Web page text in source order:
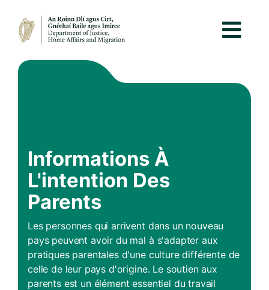
Informations À
L'intention Des
Parents
Les personnes qui arrivent dans un nouveau
pays peuvent avoir du mal à s'adapter aux
pratiques parentales d'une culture différente de
celle de leur pays d'origine. Le soutien aux
parents est un élément essentiel du travail